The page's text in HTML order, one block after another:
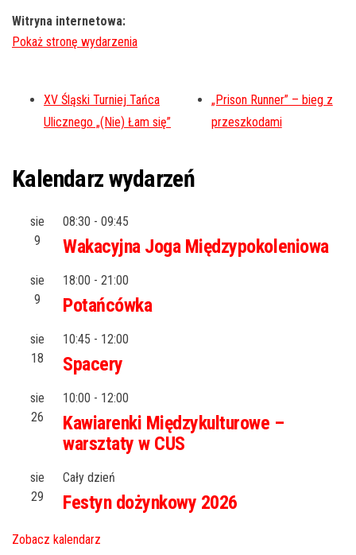
Witryna internetowa:
XV Śląski Turniej Tańca
Ulicznego „(Nie) Łam się”
„Prison Runner” – bieg z
przeszkodami
Kalendarz wydarzeń
sie
9
08:30 - 09:45
Wakacyjna Joga Międzypokoleniowa
sie
9
18:00 - 21:00
Potańcówka
sie
18
10:45 - 12:00
Spacery
sie
26
10:00 - 12:00
Kawiarenki Międzykulturowe –
warsztaty w CUS
sie
29
Cały dzień
Festyn dożynkowy 2026
Zobacz kalendarz